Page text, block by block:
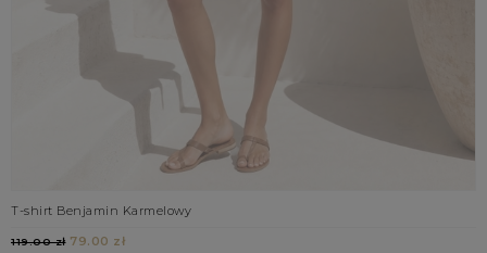
T-shirt Benjamin Karmelowy
119.00 zł79.00 zł